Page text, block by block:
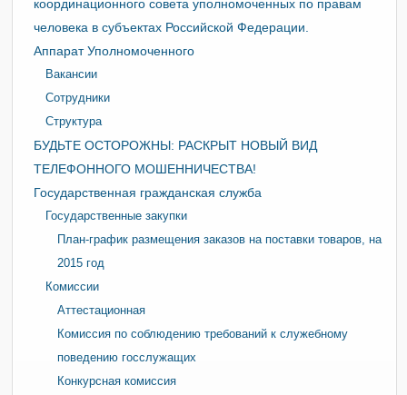
координационного совета уполномоченных по правам
человека в субъектах Российской Федерации.
Аппарат Уполномоченного
Вакансии
Сотрудники
Структура
БУДЬТЕ ОСТОРОЖНЫ: РАСКРЫТ НОВЫЙ ВИД
ТЕЛЕФОННОГО МОШЕННИЧЕСТВА!
Государственная гражданская служба
Государственные закупки
План-график размещения заказов на поставки товаров, на
2015 год
Комиссии
Аттестационная
Комиссия по соблюдению требований к служебному
поведению госслужащих
Конкурсная комиссия